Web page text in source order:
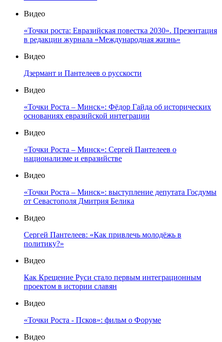
Видео
«Точки роста: Евразийская повестка 2030». Презентация
в редакции журнала «Международная жизнь»
Видео
Дзермант и Пантелеев о русскости
Видео
«Точки Роста – Минск»: Фёдор Гайда об исторических
основаниях евразийской интеграции
Видео
«Точки Роста – Минск»: Сергей Пантелеев о
национализме и евразийстве
Видео
«Точки Роста – Минск»: выступление депутата Госдумы
от Севастополя Дмитрия Белика
Видео
Сергей Пантелеев: «Как привлечь молодёжь в
политику?»
Видео
Как Крещение Руси стало первым интеграционным
проектом в истории славян
Видео
«Точки Роста - Псков»: фильм о Форуме
Видео